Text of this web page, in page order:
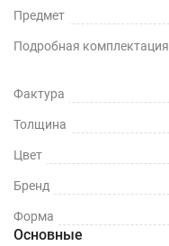
Предмет
Подробная комплектация
Фактура
Толщина
Цвет
Бренд
Форма
Основные